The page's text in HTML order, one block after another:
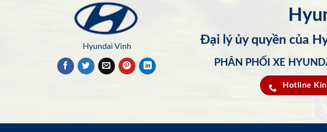
Hyundai Vinh Đại lý ủy quyền của
PHÂN PHỐI XE
Hotline